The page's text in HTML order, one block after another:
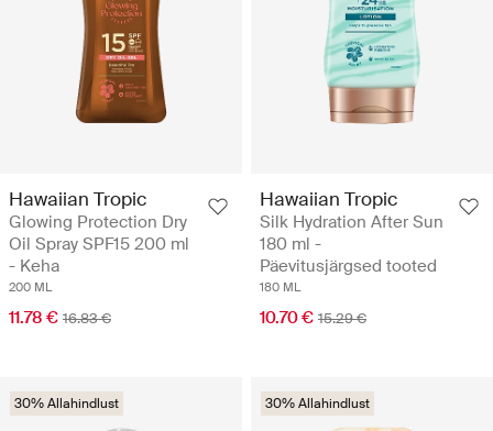
Hawaiian Tropic
Glowing Protection Dry
Oil Spray SPF15 200 ml
- Keha
200 ML
11.78 € 16.83 €
Hawaiian Tropic
Silk Hydration After Sun
180 ml -
Päevitusjärgsed tooted
180 ML
10.70 € 15.29 €
30% Allahindlust 30% Allahindlust